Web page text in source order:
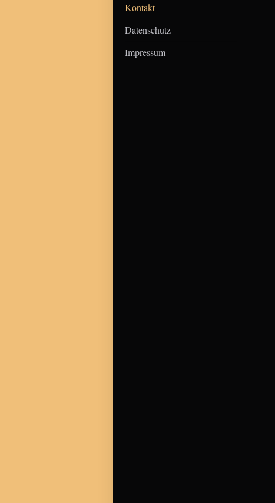
Kontakt
Datenschutz
Impressum